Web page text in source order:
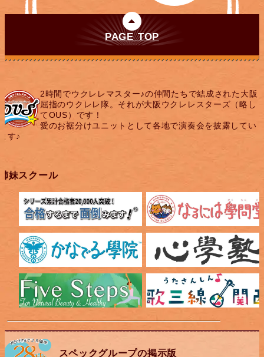
PAGE TOP
2時間でウクレレマスター♪の仲間たちで結成された大阪
屈指のウクレレ隊。それが大阪ウクレレスターズ（略し
てOUS）です！
愛のお裾分けユニットとして各地で演奏会を披露してい
す♪
妹スクール
スペックグループの掲示版